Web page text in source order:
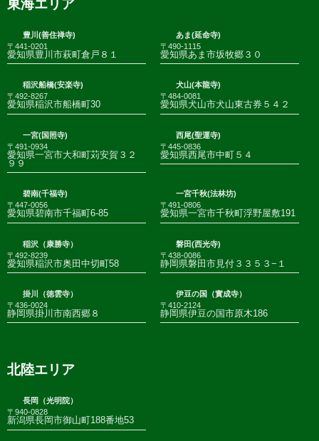
東海エリア
豊川(善住禅寺)
〒441-0201
愛知県豊川市萩町倉戸８１
あま(延命寺)
〒490-1115
愛知県あま市坂牧郷３０
稲沢船橋(安楽寺)
〒492-8267
愛知県稲沢市船橋町30
犬山(本龍寺)
〒484-0081
愛知県犬山市犬山東古券５４２
一宮(国照寺)
〒491-0934
愛知県一宮市大和町苅安賀３２
９９
西尾(聖運寺)
〒445-0836
愛知県西尾市中町５４
碧南(千福寺)
〒447-0056
愛知県碧南市千福町6-85
一宮千秋(法林坊)
〒491-0806
愛知県一宮市千秋町浮野屋敷191
稲沢（康勝寺）
〒492-8239
愛知県稲沢市奥田中切町58
磐田(西光寺)
〒438-0086
静岡県磐田市見付３３５３−１
掛川（徳雲寺）
〒436-0024
静岡県掛川市南西郷８
伊豆の国（實成寺）
〒410-2124
静岡県伊豆の国市原木186
北陸エリア
長岡（光明院）
〒940-0828
新潟県長岡市御山町188番地53